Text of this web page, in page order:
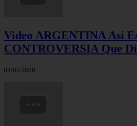
Video ARGENTINA Así
CONTROVERSIA Que
03/05/2026